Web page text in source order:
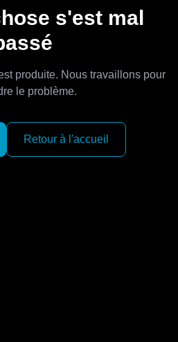
s'est mal
produite. Nous travaillons pour
le problème.
Retour à l'accueil